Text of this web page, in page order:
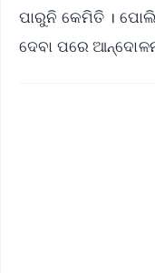
ପାରୁନି କେମିତି ।
ଦେବା ପରେ